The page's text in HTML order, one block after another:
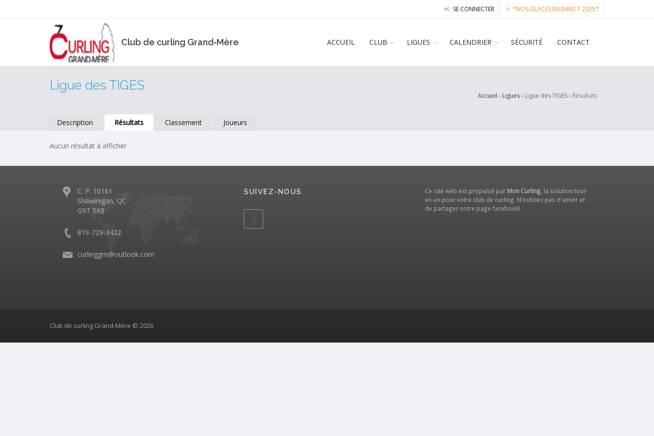
SE CONNECTER *NOS GLACES EN DIRECT 2025*
Club de curling Grand‑Mère ACCUEIL CLUB LIGUES CALENDRIER SÉCURITÉ CONTACT
Ligue des TIGES
Accueil › Ligues› Ligue des TIGES › Résultats
Description Résultats Classement Joueurs
Aucun résultat à afficher
C. P. 10161
Shawinigan, QC
G9T 5K8
819-729-3422
curlinggm@outlook.com
SUIVEZ-NOUS Ce site web est propulsé par Mon Curling, la solution tout-
en-un pour votre club de curling. N'oubliez pas d'aimer et
de partager notre page facebook!
Club de curling Grand-Mère © 2026